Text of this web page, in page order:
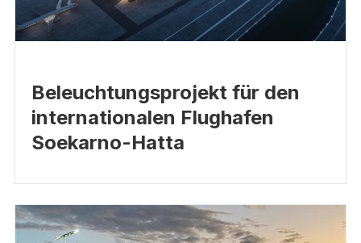
Beleuchtungsprojekt für den
internationalen Flughafen
Soekarno-Hatta